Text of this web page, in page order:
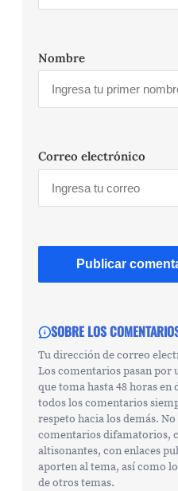
Nombre
Correo electrónico
SOBRE LOS
Tu dirección de correo
Los comentarios pasan por
que toma hasta 48 horas
todos los comentarios
respeto hacia los demás.
comentarios difamatorios,
altisonantes, con enlaces
aporten al tema, así como
de otros temas.